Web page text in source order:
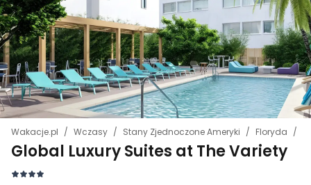
Wakacje.pl Wczasy Stany Zjednoczone Ameryki Floryda
Global Luxury Suites at The Variety